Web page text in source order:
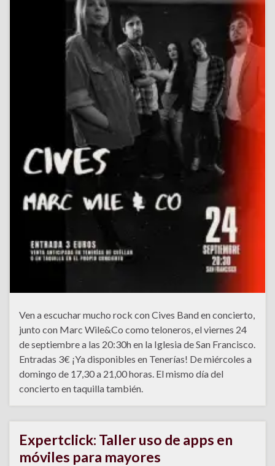
Ven a escuchar mucho rock con Cives Band en concierto,
junto con Marc Wile&Co como teloneros, el viernes 24
de septiembre a las 20:30h en la Iglesia de San Francisco.
Entradas 3€ ¡Ya disponibles en Tenerías! De miércoles a
domingo de 17,30 a 21,00 horas. El mismo día del
concierto en taquilla también.
Expertclick: Taller uso de apps en
móviles para mayores